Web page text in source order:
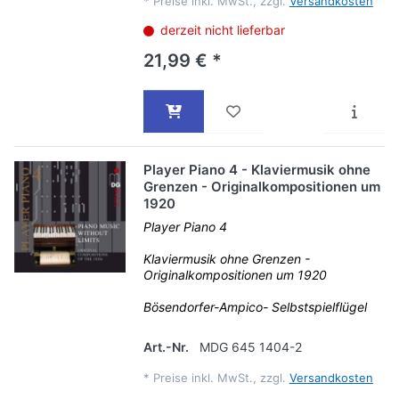
derzeit nicht lieferbar
21,99 € *
Player Piano 4 - Klaviermusik ohne
Grenzen - Originalkompositionen um
1920
Player Piano 4
Klaviermusik ohne Grenzen -
Originalkompositionen um 1920
Bösendorfer-Ampico- Selbstspielflügel
Art.-Nr. MDG 645 1404-2
* Preise inkl. MwSt., zzgl. Versandkosten